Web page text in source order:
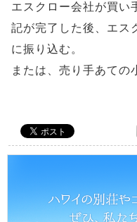
エスクロー会社が買い
記が完了した後、エス
に振り込む。
または、売り手あての